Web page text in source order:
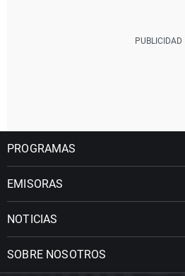
PROGRAMAS
EMISORAS
NOTICIAS
SOBRE NOSOTROS